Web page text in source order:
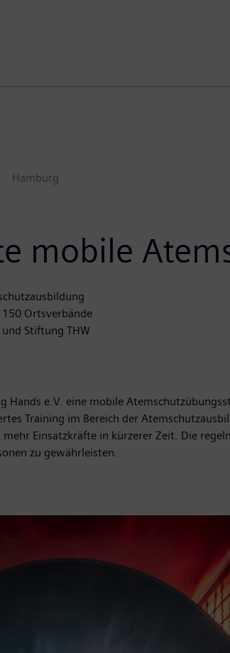
Hamburg
mobile
Ortsverbände
und Stiftung THW
Hands e.V. eine mobile
Training im Bereich der
Einsatzkräfte in kürzerer Zeit. Die
zu gewährleisten.